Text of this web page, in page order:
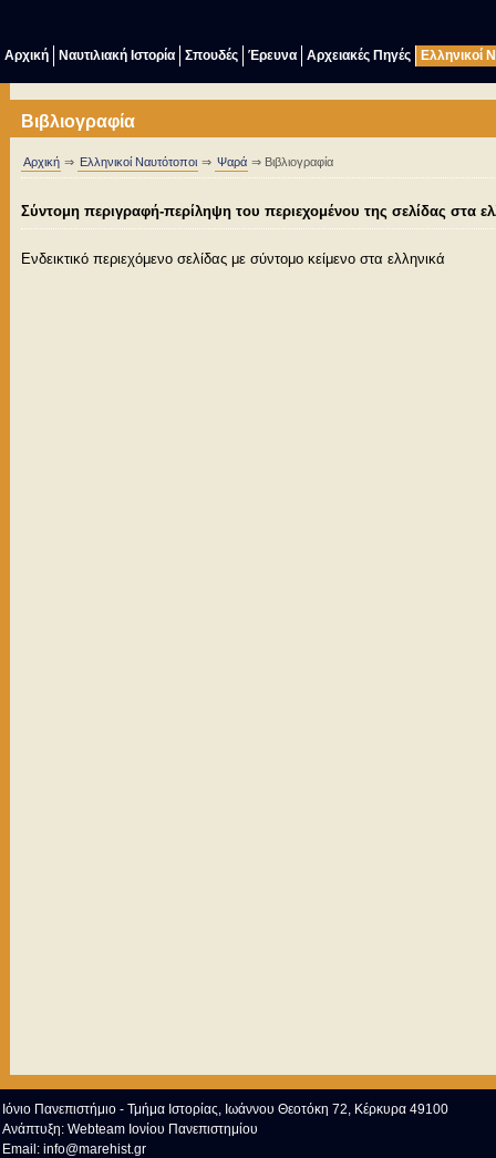
Αρχική Ναυτιλιακή Ιστορία Σπουδές Έρευνα Αρχειακές Πηγές Ελληνικοί
Βιβλιογραφία
Αρχική ⇒ Ελληνικοί Ναυτότοποι ⇒ Ψαρά ⇒ Βιβλιογραφία
Σύντομη περιγραφή-περίληψη του περιεχομένου της σελίδας στα
Ενδεικτικό περιεχόμενο σελίδας με σύντομo κείμενο στα ελληνικά
Ιόνιο Πανεπιστήμιο - Τμήμα Ιστορίας, Ιωάννου Θεοτόκη 72, Κέρκυρα 49100
Ανάπτυξη: Webteam Ιονίου Πανεπιστημίου
Email: info@marehist.gr